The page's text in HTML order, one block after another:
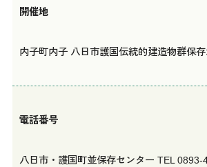
開催地
内子町内子 八日市護国伝統的建造物群保
電話番号
八日市・護国町並保存センター TEL